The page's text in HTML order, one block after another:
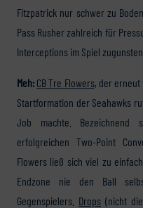
Fitzpatrick nur schwer zu
Pass Rusher zahlreich für
Interceptions im Spiel
Meh: CB Tre Flowers, der erneut
Startformation der Seahawks
Job machte. Bezeichnend
erfolgreichen Two-Point
Flowers ließ sich viel zu
Endzone nie den Ball
Gegenspielers. Drops (nicht